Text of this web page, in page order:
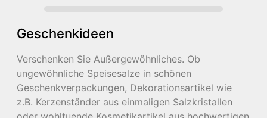
Geschenkideen
Verschenken Sie Außergewöhnliches. Ob
ungewöhnliche Speisesalze in schönen
Geschenkverpackungen, Dekorationsartikel wie
z.B. Kerzenständer aus einmaligen Salzkristallen